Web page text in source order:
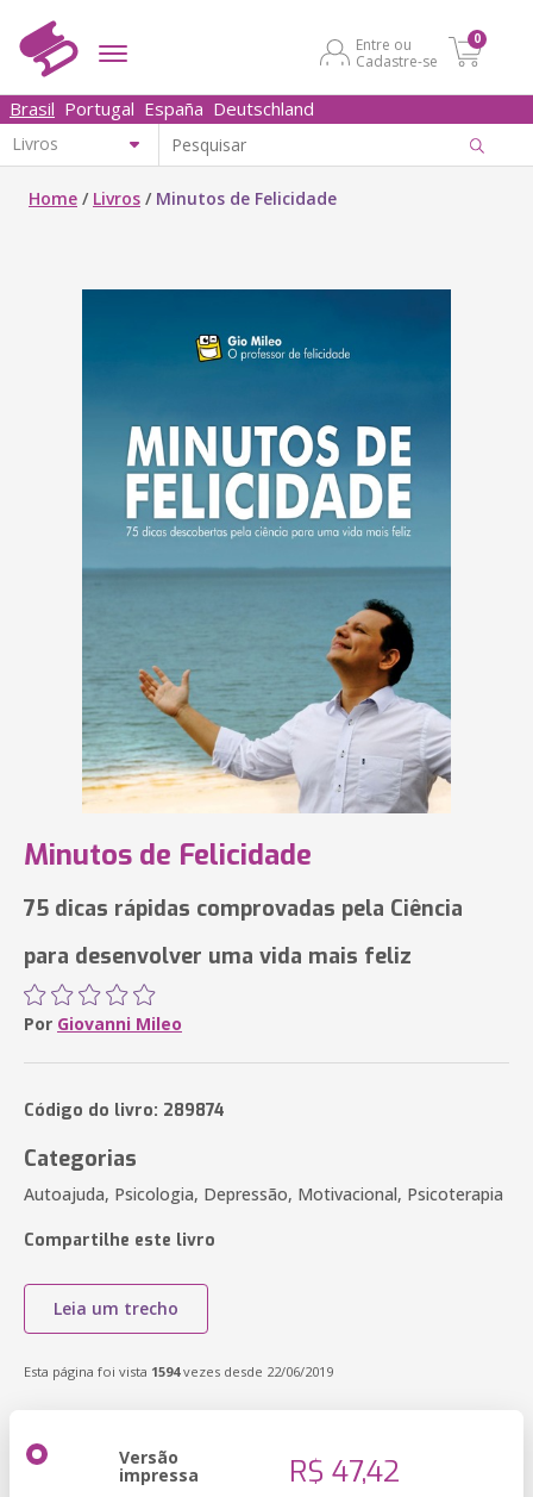
Entre ou
Cadastre-se
0
Brasil Portugal España Deutschland
Home / Livros / Minutos de Felicidade
Minutos de Felicidade
75 dicas rápidas comprovadas pela Ciência
para desenvolver uma vida mais feliz
Por Giovanni Mileo
Código do livro: 289874
Categorias
Autoajuda, Psicologia, Depressão, Motivacional, Psicoterapia
Compartilhe este livro
Leia um trecho
Esta página foi vista 1594vezes desde 22/06/2019
Versão
impressa R$ 47,42